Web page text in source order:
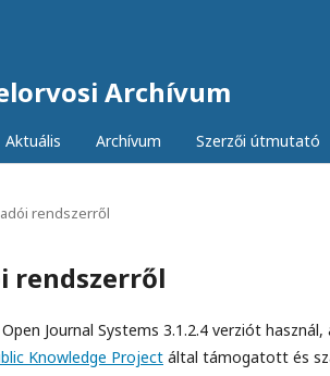
Archívum
Aktuális Archívum Szerzői útmutató
rendszerről
rendszerről
Journal Systems 3.1.2.4 verziót
Knowledge Project által támogatott és